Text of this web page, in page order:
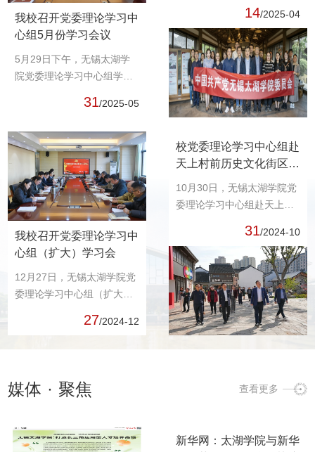
我校召开党委理论学习中
心组5月份学习会议
5月29日下午，无锡太湖学
院党委理论学习中心组学习
开。党委书记孙玉坤，党委
员、副校长吴健荣、阙明
坤，党委委员、校长助理郑
斌，党委委员邹山花、吴学
林、吴旻昊出席。...
31/2025-05
学院党委理论学习中心组
（扩大）赴马山“崇德倡
廉”廉洁教育基地开展实地参
观学习。学校党委书记孙玉
坤，校领导丁涛、吴健荣、
阙明坤，党委委员邹山
14/2025-04
我校召开党委理论学习中
心组（扩大）学习会
12月27日，无锡太湖学院党
委理论学习中心组（扩大）
召开。校长、党委副书记金
林、吴旻昊出席。党办、党
责人，...
27/2024-12
校党委理论学习中心组赴
天上村前历史文化街区实
10月30日，无锡太湖学院党
委理论学习中心组赴天上村
学校党委书记孙玉坤，校
长、党委副书记金成，党委
委员、副校长吴健荣、阙明
坤，党委委员凌晨、吴学林
参加活动。党办、党委宣传
部、团委等党委相关部门负
31/2024-10
媒体 · 聚焦 查看更多
新华网：太湖学院与新华